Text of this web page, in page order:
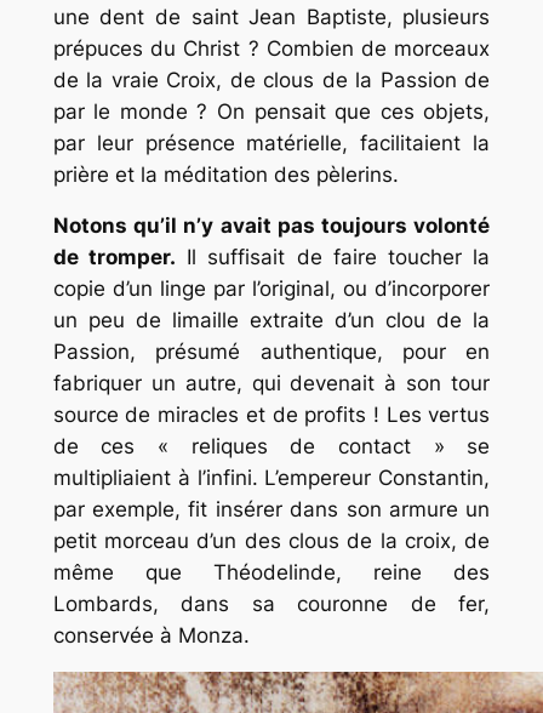
une dent de saint Jean Baptiste, plusieurs
prépuces du Christ ? Combien de morceaux
de la vraie Croix, de clous de la Passion de
par le monde ? On pensait que ces objets,
par leur présence matérielle, facilitaient la
prière et la méditation des pèlerins.
Notons qu’il n’y avait pas toujours volonté
de tromper. Il suffisait de faire toucher la
copie d’un linge par l’original, ou d’incorporer
un peu de limaille extraite d’un clou de la
Passion, présumé authentique, pour en
fabriquer un autre, qui devenait à son tour
source de miracles et de profits ! Les vertus
de ces « reliques de contact » se
multipliaient à l’infini. L’empereur Constantin,
par exemple, fit insérer dans son armure un
petit morceau d’un des clous de la croix, de
même que Théodelinde, reine des
Lombards, dans sa couronne de fer,
conservée à Monza.